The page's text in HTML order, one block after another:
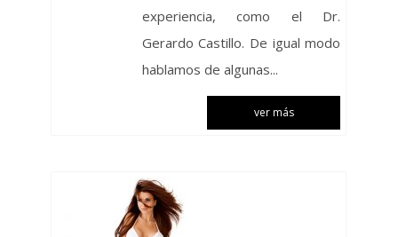
experiencia, como el Dr.
Gerardo Castillo. De igual modo
hablamos de algunas...
ver más